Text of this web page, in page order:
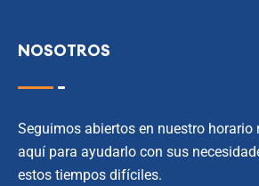
NOSOTROS
Seguimos abiertos en nuestro horario
aquí para ayudarlo con sus
estos tiempos difíciles.